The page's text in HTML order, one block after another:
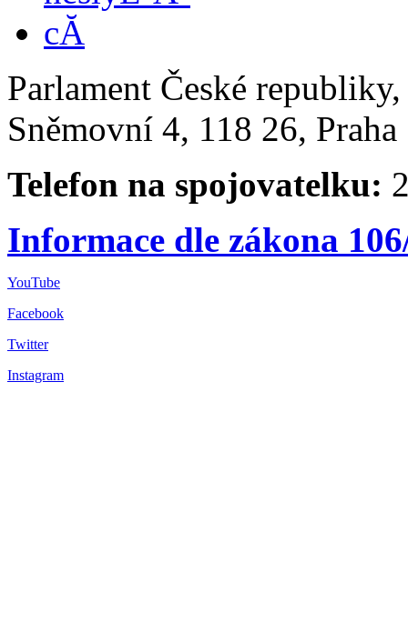
Parlament České
Sněmovní 4, 118 26,
Telefon na spojovatelku:
Informace dle zákona
YouTube
Facebook
Twitter
Instagram